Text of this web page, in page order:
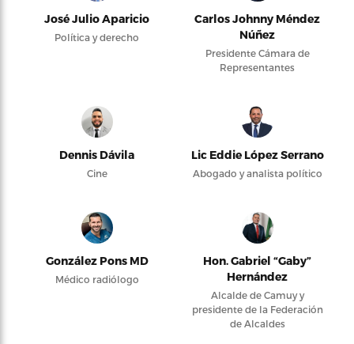
José Julio Aparicio
Política y derecho
Carlos Johnny Méndez
Núñez
Presidente Cámara de
Representantes
Dennis Dávila
Cine
Lic Eddie López Serrano
Abogado y analista político
González Pons MD
Médico radiólogo
Hon. Gabriel “Gaby”
Hernández
Alcalde de Camuy y
presidente de la Federación
de Alcaldes